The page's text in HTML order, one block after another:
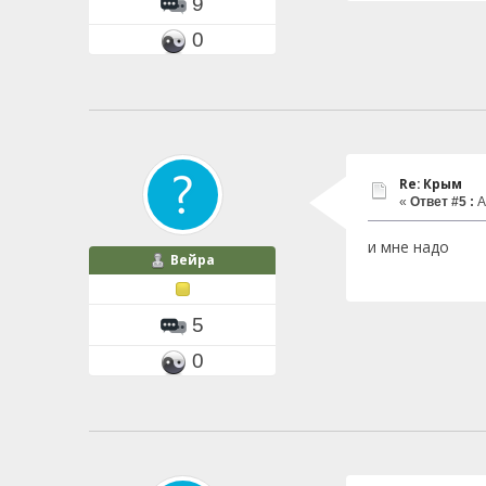
0
Вейра
5
0
Re: Крым
« Ответ #5 :
и мне надо